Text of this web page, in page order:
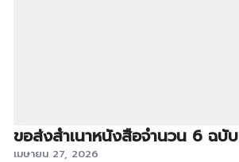
ขอส่งสำเนาหนังสือจำนวน 6 ฉบับ
เมษายน 27, 2026